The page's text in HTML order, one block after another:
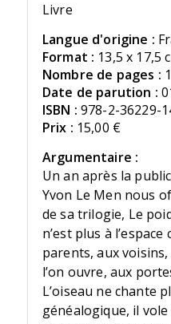
Livre
Langue d'origine :
Format : 13,5 x 17,5
Nombre de pages :
Date de parution :
ISBN : 978-2-36229-
Prix : 15,00 €
Argumentaire :
Un an après la
Yvon Le Men nous
de sa trilogie, Le
n’est plus à
parents, aux
l’on ouvre, aux
L’oiseau ne chante
généalogique, il